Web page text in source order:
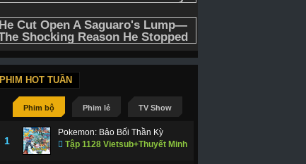
PHIM HOT TUẦN
Phim bộ Phim lẻ TV Show
1
Pokemon: Bảo Bối Thần Kỳ
Tập 1128 Vietsub+Thuyết Minh